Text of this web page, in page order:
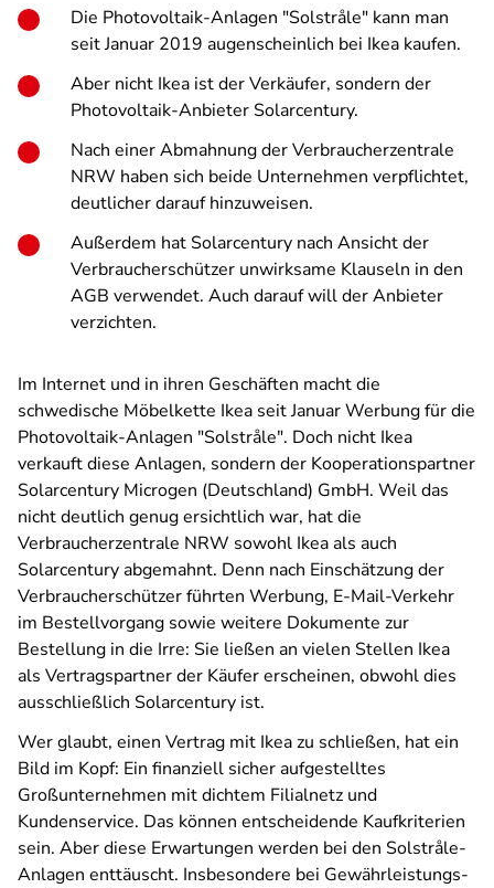
Die Photovoltaik-Anlagen "Solstråle" kann man
seit Januar 2019 augenscheinlich bei Ikea kaufen.
Aber nicht Ikea ist der Verkäufer, sondern der
Photovoltaik-Anbieter Solarcentury.
Nach einer Abmahnung der Verbraucherzentrale
NRW haben sich beide Unternehmen verpflichtet,
deutlicher darauf hinzuweisen.
Außerdem hat Solarcentury nach Ansicht der
Verbraucherschützer unwirksame Klauseln in den
AGB verwendet. Auch darauf will der Anbieter
verzichten.
Im Internet und in ihren Geschäften macht die
schwedische Möbelkette Ikea seit Januar Werbung für die
Photovoltaik-Anlagen "Solstråle". Doch nicht Ikea
verkauft diese Anlagen, sondern der Kooperationspartner
Solarcentury Microgen (Deutschland) GmbH. Weil das
nicht deutlich genug ersichtlich war, hat die
Verbraucherzentrale NRW sowohl Ikea als auch
Solarcentury abgemahnt. Denn nach Einschätzung der
Verbraucherschützer führten Werbung, E-Mail-Verkehr
im Bestellvorgang sowie weitere Dokumente zur
Bestellung in die Irre: Sie ließen an vielen Stellen Ikea
als Vertragspartner der Käufer erscheinen, obwohl dies
ausschließlich Solarcentury ist.
Wer glaubt, einen Vertrag mit Ikea zu schließen, hat ein
Bild im Kopf: Ein finanziell sicher aufgestelltes
Großunternehmen mit dichtem Filialnetz und
Kundenservice. Das können entscheidende Kaufkriterien
sein. Aber diese Erwartungen werden bei den Solstråle-
Anlagen enttäuscht. Insbesondere bei Gewährleistungs-